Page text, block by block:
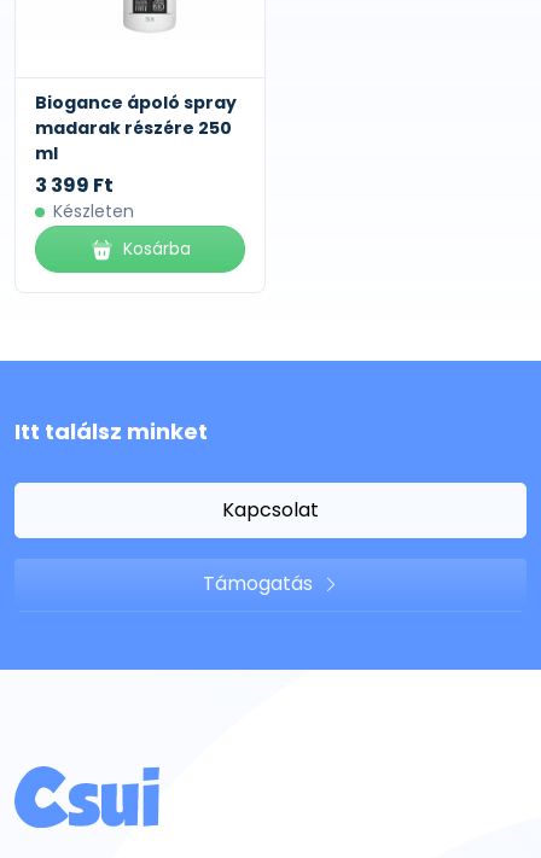
Biogance ápoló spray
madarak részére 250
ml
3 399 Ft
Készleten
Kosárba
Itt találsz minket
Kapcsolat
Támogatás